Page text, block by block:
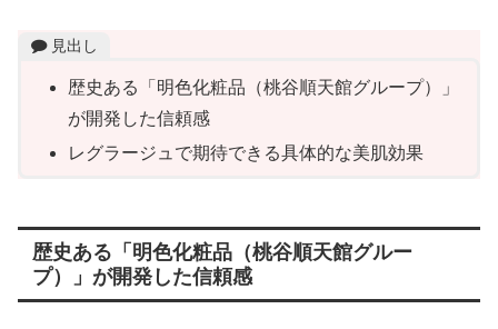
見出し
歴史ある「明色化粧品（桃谷順天館グループ）」
が開発した信頼感
レグラージュで期待できる具体的な美肌効果
歴史ある「明色化粧品（桃谷順天館グルー
プ）」が開発した信頼感